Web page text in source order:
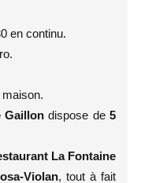
en continu.
Gaillondispose de5
La Fontaine
Violan, tout à fait